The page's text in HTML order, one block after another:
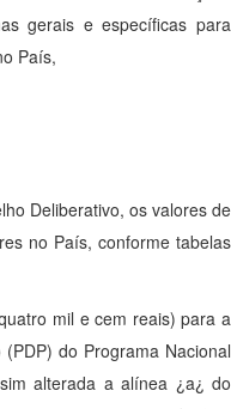
gerais e específicas para
País,
Deliberativo, os valores de
no País, conforme tabelas
mil e cem reais) para a
do Programa Nacional
alterada a alínea ¿a¿ do